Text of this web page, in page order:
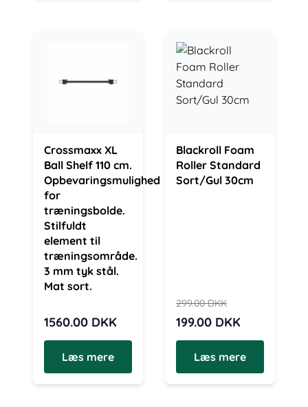
Crossmaxx XL
Ball Shelf 110 cm.
Opbevaringsmulighed
for
træningsbolde.
Stilfuldt
element til
træningsområde.
3 mm tyk stål.
Mat sort.
1560.00 DKK
Læs mere
Blackroll Foam
Roller Standard
Sort/Gul 30cm
299.00DKK
199.00 DKK
Læs mere